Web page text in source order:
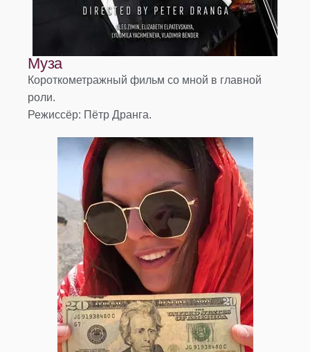
Муза
Короткометражный фильм со мной в главной
роли.
Режиссёр: Пётр Дранга.